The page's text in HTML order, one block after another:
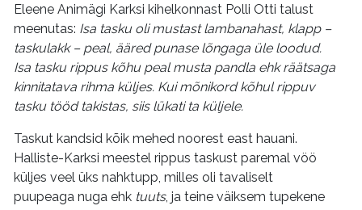
Eleene Animägi Karksi kihelkonnast Polli Otti talust
meenutas: Isa tasku oli mustast lambanahast, klapp –
taskulakk – peal, ääred punase lõngaga üle loodud.
Isa tasku rippus kõhu peal musta pandla ehk räätsaga
kinnitatava rihma küljes. Kui mõnikord kõhul rippuv
tasku tööd takistas, siis lükati ta küljele.
Taskut kandsid kõik mehed noorest east hauani.
Halliste-Karksi meestel rippus taskust paremal vöö
küljes veel üks nahktupp, milles oli tavaliselt
puupeaga nuga ehk tuuts, ja teine väiksem tupekene